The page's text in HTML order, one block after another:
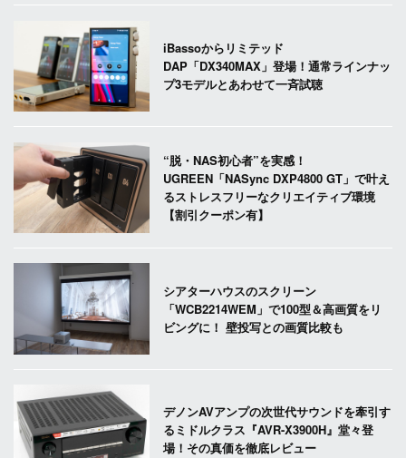
iBassoからリミテッド
DAP「DX340MAX」登場！通常ラインナッ
プ3モデルとあわせて一斉試聴
“脱・NAS初心者”を実感！
UGREEN「NASync DXP4800 GT」で叶え
るストレスフリーなクリエイティブ環境
【割引クーポン有】
シアターハウスのスクリーン
「WCB2214WEM」で100型＆高画質をリ
ビングに！ 壁投写との画質比較も
デノンAVアンプの次世代サウンドを牽引す
るミドルクラス『AVR-X3900H』堂々登
場！その真価を徹底レビュー